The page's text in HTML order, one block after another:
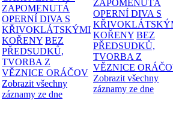
ZAPOMENUTÁ
OPERNÍ DIVA S
KŘIVOKLÁTSKÝMI
KOŘENY BEZ
PŘEDSUDKŮ,
TVORBA Z
VĚZNICE ORÁČOV
Zobrazit všechny
záznamy ze dne
ZAPOMENUTÁ
OPERNÍ DIVA S
KOŘENY BEZ
PŘEDSUDKŮ,
TVORBA Z
VĚZNICE
Zobrazit všechny
záznamy ze dne